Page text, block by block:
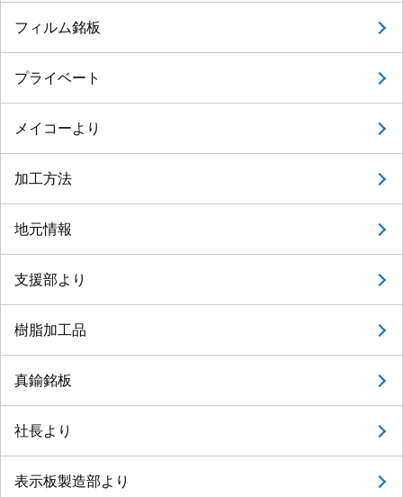
フィルム銘板
プライベート
メイコーより
加工方法
地元情報
支援部より
樹脂加工品
真鍮銘板
社長より
表示板製造部より